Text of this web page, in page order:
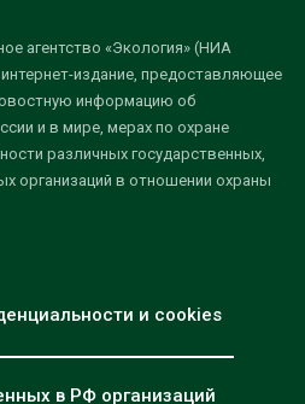
агентство «Экология» (НИА
издание, предоставляющее
информацию об
и в мире, мерах по охране
различных государственных,
организаций в отношении охраны
и cookies
в РФ организаций